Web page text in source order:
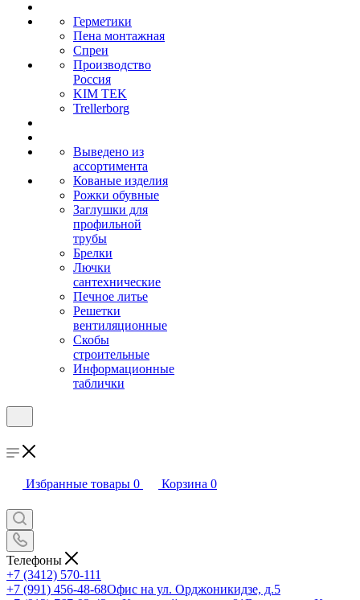
Герметики
Пена монтажная
Спреи
Производство
Россия
KIM TEK
Trellerborg
Выведено из
ассортимента
Кованые изделия
Рожки обувные
Заглушки для
профильной
трубы
Брелки
Лючки
сантехнические
Печное литье
Решетки
вентиляционные
Скобы
строительные
Информационные
таблички
Избранные товары 0 Корзина 0
Телефоны
+7 (3412) 570-111
+7 (991) 456-48-68Офис на ул. Орджоникидзе, д.5